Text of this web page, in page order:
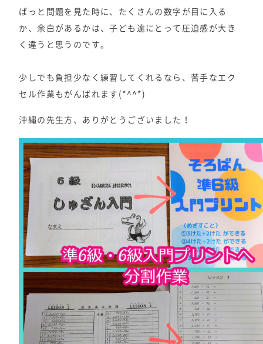
ぱっと問題を見た時に、たくさんの数字が目に入る
か、余白があるかは、子ども達にとって圧迫感が大き
く違うと思うのです。
少しでも負担少なく練習してくれるなら、苦手なエク
セル作業もがんばれます(*^^*)
沖縄の先生方、ありがとうございました！